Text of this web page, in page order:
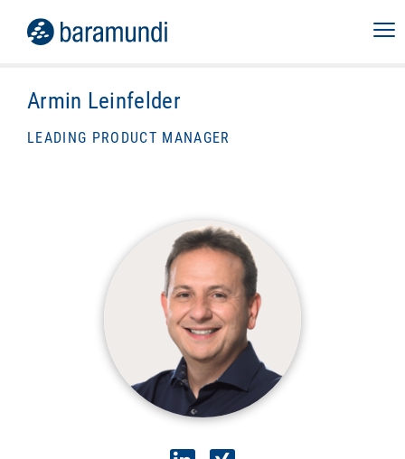
Armin Leinfelder
LEADING PRODUCT MANAGER